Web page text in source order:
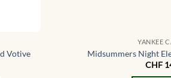
Votive
YANKEE
Midsummers Night
CHF